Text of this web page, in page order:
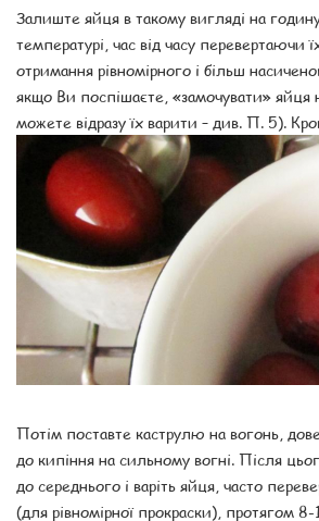
Залиште яйця в такому вигляді на
температурі, час від часу перевертаючи
отримання рівномірного і більш
якщо Ви поспішаєте, «замочувати» яйця
можете відразу їх варити – див. П. 5).
Потім поставте каструлю на вогонь,
до кипіння на сильному вогні. Після
до середнього і варіть яйця, часто
(для рівномірної прокраски), протягом 8-